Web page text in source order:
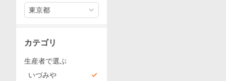
東京都
カテゴリ
生産者で選ぶ
いづみや